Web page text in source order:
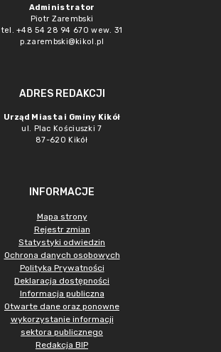
Administrator
Piotr Zarembski
tel. +48 54 28 94 670 wew. 31
p.zarembski@kikol.pl
ADRES REDAKCJI
Urząd Miasta i Gminy Kikół
ul. Plac Kościuszki 7
87-620 Kikół
INFORMACJE
Mapa strony
Rejestr zmian
Statystyki odwiedzin
Ochrona danych osobowych
Polityka Prywatności
Deklaracja dostępności
Informacja publiczna
Otwarte dane oraz ponowne
wykorzystanie informacji
sektora publicznego
Redakcja BIP